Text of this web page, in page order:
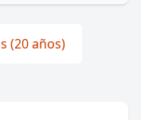
(20 años)